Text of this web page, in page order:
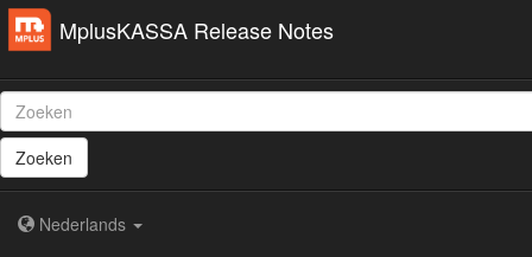
MplusKASSA Release Notes
Zoeken
Nederlands